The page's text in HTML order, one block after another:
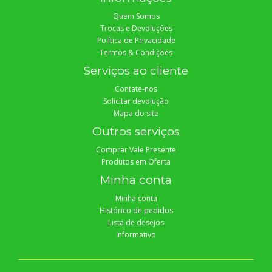
Quem Somos
Trocas e Devoluções
Política de Privacidade
Termos & Condições
Serviços ao cliente
Contate-nos
Solicitar devolução
Mapa do site
Outros serviços
Comprar Vale Presente
Produtos em Oferta
Minha conta
Minha conta
Histórico de pedidos
Lista de desejos
Informativo